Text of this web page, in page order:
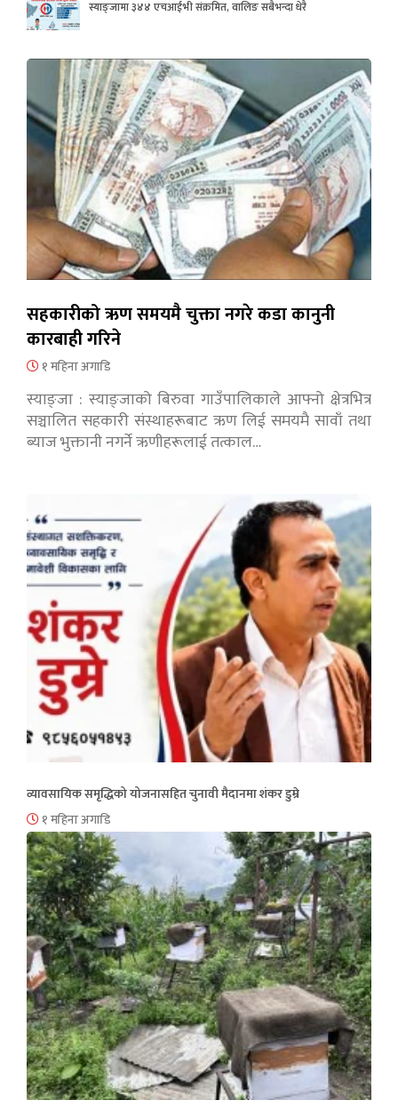
स्याङ्जामा ३४४ एचआईभी संक्रमित, वालिङ सबैभन्दा धेरै
सहकारीको ऋण समयमै चुक्ता नगरे कडा कानुनी
कारबाही गरिने
१ महिना अगाडि
स्याङ्जा : स्याङ्जाको बिरुवा गाउँपालिकाले आफ्नो क्षेत्रभित्र
सञ्चालित सहकारी संस्थाहरूबाट ऋण लिई समयमै सावाँ तथा
ब्याज भुक्तानी नगर्ने ऋणीहरूलाई तत्काल…
व्यावसायिक समृद्धिको योजनासहित चुनावी मैदानमा शंकर डुम्रे
१ महिना अगाडि